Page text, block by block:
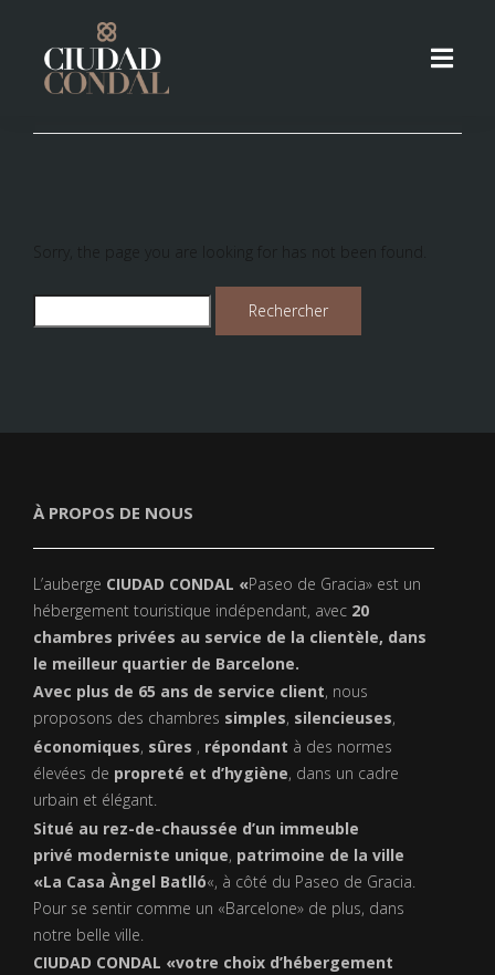
Sorry, the page you are looking for has not been found.
À PROPOS DE NOUS
L’auberge CIUDAD CONDAL «Paseo de Gracia» est un
hébergement touristique indépendant, avec 20
chambres privées au service de la clientèle, dans
le meilleur quartier de Barcelone.
Avec plus de 65 ans de service client, nous
proposons des chambres simples, silencieuses,
économiques, sûres , répondant à des normes
élevées de propreté et d’hygiène, dans un cadre
urbain et élégant.
Situé au rez-de-chaussée d’un immeuble
privé moderniste unique, patrimoine de la ville
«La Casa Àngel Batlló«, à côté du Paseo de Gracia.
Pour se sentir comme un «Barcelone» de plus, dans
notre belle ville.
CIUDAD CONDAL «votre choix d’hébergement